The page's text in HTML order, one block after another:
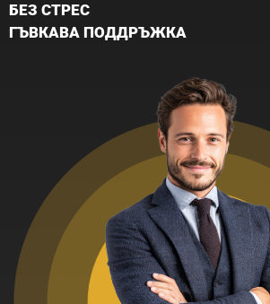
БЕЗ СТРЕС
ГЪВКАВА ПОДДРЪЖКА